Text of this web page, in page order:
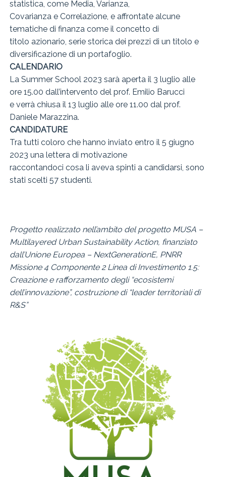
statistica, come Media, Varianza,
Covarianza e Correlazione, e affrontate alcune
tematiche di finanza come il concetto di
titolo azionario, serie storica dei prezzi di un titolo e
diversificazione di un portafoglio.
CALENDARIO
La Summer School 2023 sarà aperta il 3 luglio alle
ore 15.00 dall’intervento del prof. Emilio Barucci
e verrà chiusa il 13 luglio alle ore 11.00 dal prof.
Daniele Marazzina.
CANDIDATURE
Tra tutti coloro che hanno inviato entro il 5 giugno
2023 una lettera di motivazione
raccontandoci cosa li aveva spinti a candidarsi, sono
stati scelti 57 studenti.
Progetto realizzato nell’ambito del progetto MUSA –
Multilayered Urban Sustainability Action, finanziato
dall’Unione Europea – NextGenerationE, PNRR
Missione 4 Componente 2 Linea di Investimento 1.5:
Creazione e rafforzamento degli “ecosistemi
dell’innovazione”, costruzione di “leader territoriali di
R&S”